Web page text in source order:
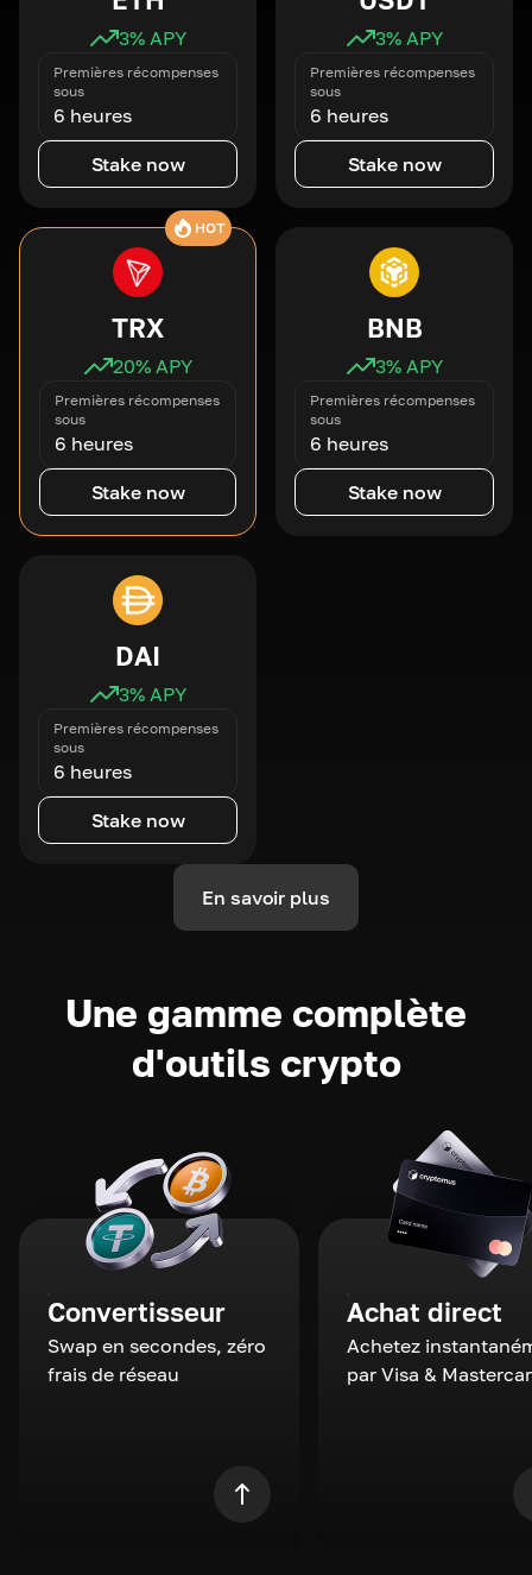
3% APY
Premières récompenses
sous
6 heures
Stake now
3% APY
Premières récompenses
sous
6 heures
Stake now
HOT
TRX
20% APY
Premières récompenses
sous
6 heures
Stake now
BNB
3% APY
Premières récompenses
sous
6 heures
Stake now
DAI
3% APY
Premières récompenses
sous
6 heures
Stake now
En savoir plus
Une gamme complète
d'outils crypto
Convertisseur
Swap en secondes, zéro
frais de réseau
Achat direct
Achetez
par Visa &